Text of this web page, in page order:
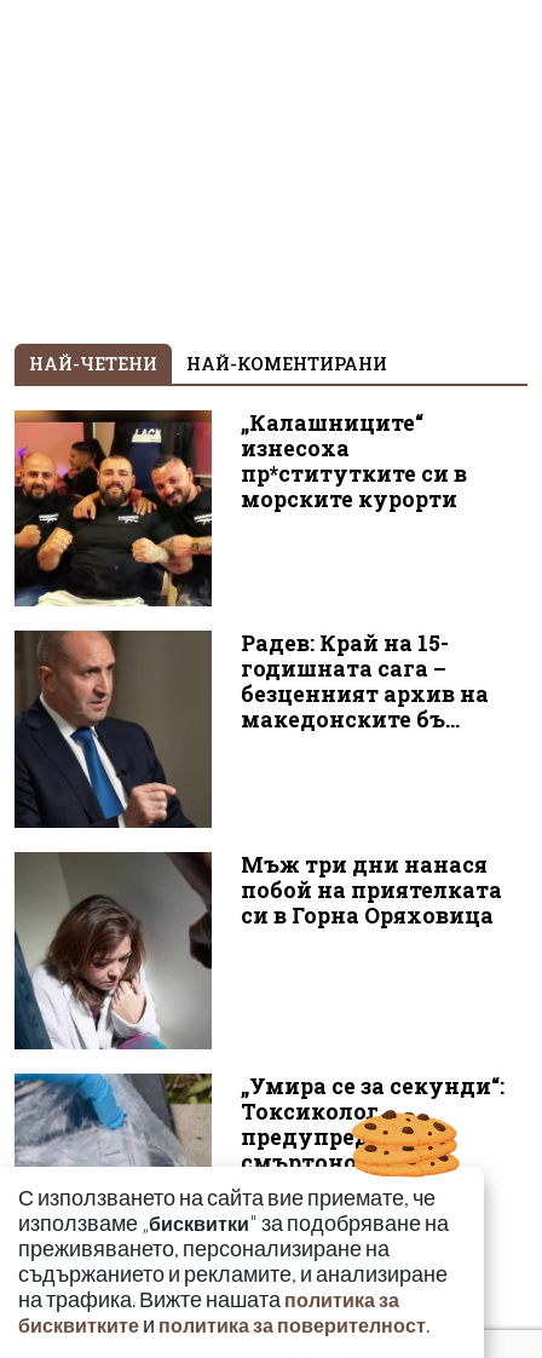
НАЙ-ЧЕТЕНИ НАЙ-КОМЕНТИРАНИ
„Калашниците“
изнесоха
пр*ститутките си в
морските курорти
Радев: Край на 15-
годишната сага –
безценният архив на
македонските бъ...
Мъж три дни нанася
побой на приятелката
си в Горна Оряховица
„Умира се за секунди“:
Токсиколог
предупреди за
смъртоносната
опасност...
С използването на сайта вие приемате, че
използваме „бисквитки" за подобряване на
преживяването, персонализиране на
съдържанието и рекламите, и анализиране
на трафика. Вижте нашата политика за
бисквитките и политика за поверителност.